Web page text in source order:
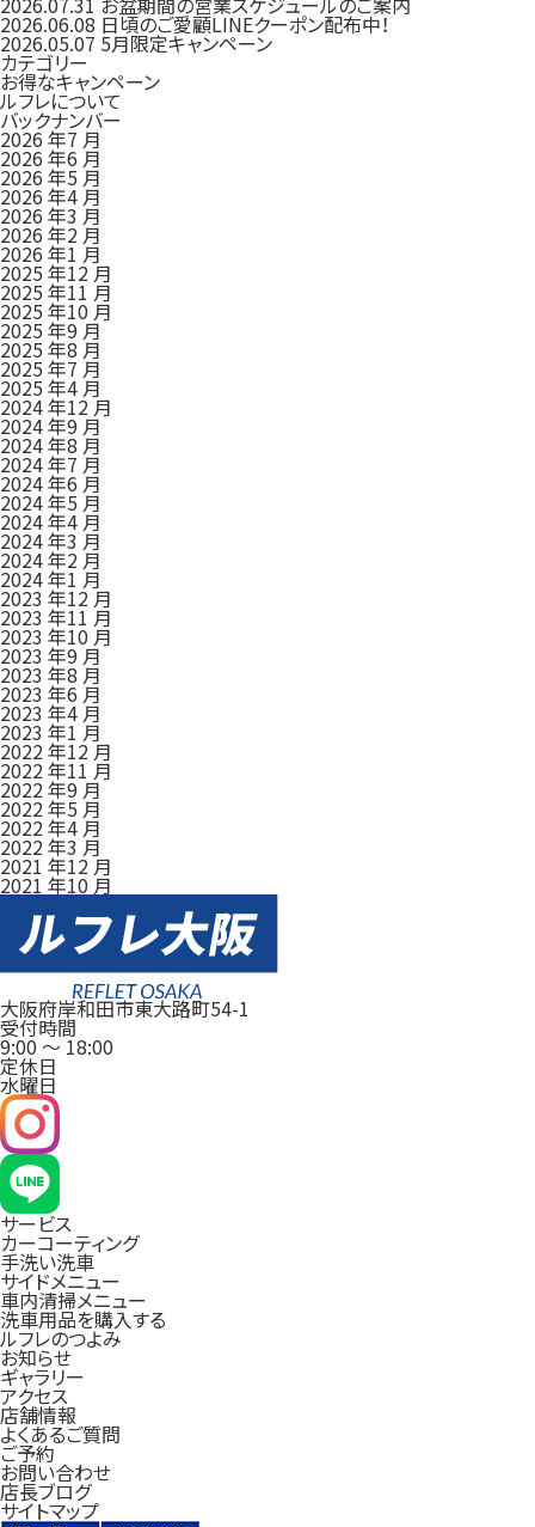
2026.06.08 日頃のご愛顧LINEクーポン配布中！
2026.05.07 5月限定キャンペーン
カテゴリー
お得なキャンペーン
ルフレについて
バックナンバー
2026 年7 月
2026 年6 月
2026 年5 月
2026 年4 月
2026 年3 月
2026 年2 月
2026 年1 月
2025 年12 月
2025 年11 月
2025 年10 月
2025 年9 月
2025 年8 月
2025 年7 月
2025 年4 月
2024 年12 月
2024 年9 月
2024 年8 月
2024 年7 月
2024 年6 月
2024 年5 月
2024 年4 月
2024 年3 月
2024 年2 月
2024 年1 月
2023 年12 月
2023 年11 月
2023 年10 月
2023 年9 月
2023 年8 月
2023 年6 月
2023 年4 月
2023 年1 月
2022 年12 月
2022 年11 月
2022 年9 月
2022 年5 月
2022 年4 月
2022 年3 月
2021 年12 月
2021 年10 月
大阪府岸和田市東大路町54-1
受付時間
9:00 ～18:00
定休日
水曜日
サービス
カーコーティング
手洗い洗車
サイドメニュー
車内清掃メニュー
洗車用品を購入する
ルフレのつよみ
お知らせ
ギャラリー
アクセス
店舗情報
よくあるご質問
ご予約
お問い合わせ
店長ブログ
サイトマップ